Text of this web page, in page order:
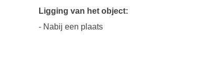
Ligging van het object:
- Nabij een plaats